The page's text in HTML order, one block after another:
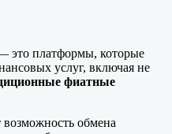
это платформы, которые
услуг, включая не
фиатные
возможность обмена